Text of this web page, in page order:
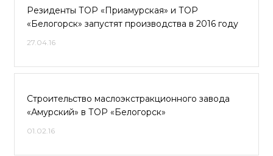
Резиденты ТОР «Приамурская» и ТОР
«Белогорск» запустят производства в 2016 году
27.04.16
Строительство маслоэкстракционного завода
«Амурский» в ТОР «Белогорск»
01.02.16